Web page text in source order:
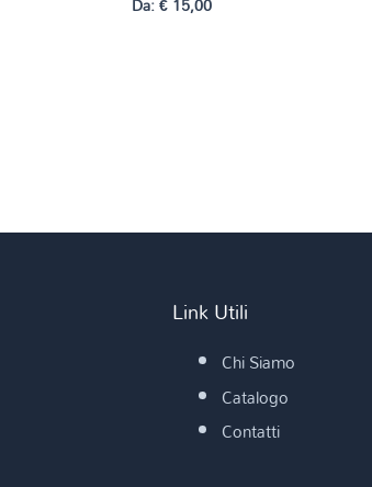
Link Utili
Chi Siamo
Catalogo
Contatti